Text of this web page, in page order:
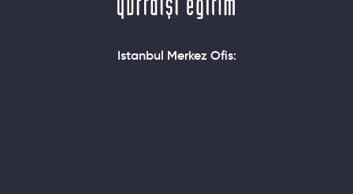
Istanbul Merkez Ofis: